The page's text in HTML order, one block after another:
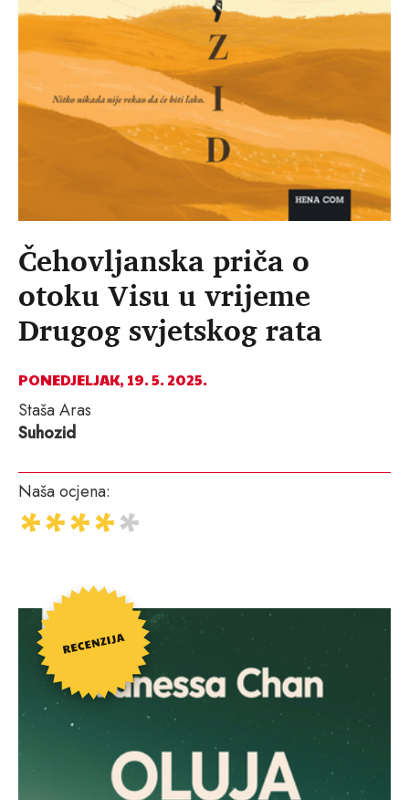
Čehovljanska priča o
otoku Visu u vrijeme
Drugog svjetskog rata
PONEDJELJAK, 19. 5. 2025.
Staša Aras
Suhozid
Naša ocjena: